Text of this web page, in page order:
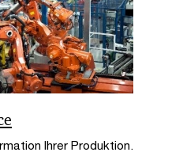
Ihrer Produktion.